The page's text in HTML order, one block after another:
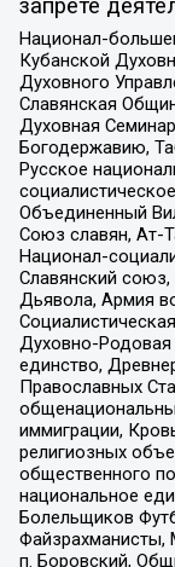
запрете
Национал-
Кубанской
Духовного
Славянская
Духовная
Богодержавию,
Русское
Объединенный
Союз славян, Ат-
Национал-
Славянский
Дьявола, Армия
Духовно-Родовая
единство,
Православных
иммиграции,
религиозных
общественного
национальное
Болельщиков
Файзрахманисты,
п. Боровский,